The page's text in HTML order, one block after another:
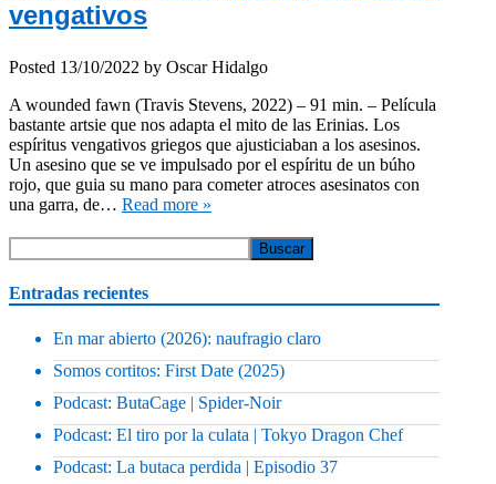
vengativos
Posted 13/10/2022 by Oscar Hidalgo
A wounded fawn (Travis Stevens, 2022) – 91 min. – Película
bastante artsie que nos adapta el mito de las Erinias. Los
espíritus vengativos griegos que ajusticiaban a los asesinos.
Un asesino que se ve impulsado por el espíritu de un búho
rojo, que guia su mano para cometer atroces asesinatos con
una garra, de… Read more »
Entradas recientes
En mar abierto (2026): naufragio claro
Somos cortitos: First Date (2025)
Podcast: ButaCage | Spider-Noir
Podcast: El tiro por la culata | Tokyo Dragon Chef
Podcast: La butaca perdida | Episodio 37